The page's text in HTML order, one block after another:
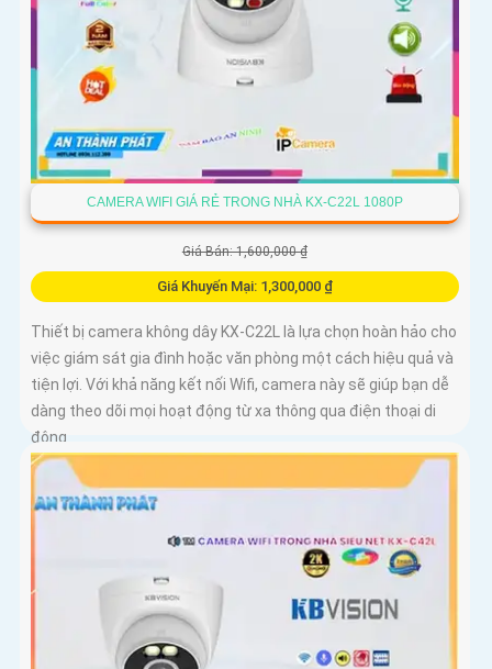
CAMERA WIFI GIÁ RẺ TRONG NHÀ KX-C22L 1080P
Giá Bán: 1,600,000 ₫
Giá Khuyến Mại: 1,300,000 ₫
Thiết bị camera không dây KX-C22L là lựa chọn hoàn hảo cho
việc giám sát gia đình hoặc văn phòng một cách hiệu quả và
tiện lợi. Với khả năng kết nối Wifi, camera này sẽ giúp bạn dễ
dàng theo dõi mọi hoạt động từ xa thông qua điện thoại di
động